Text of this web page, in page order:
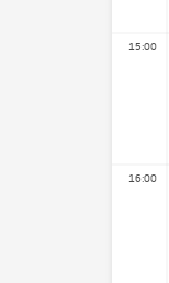
15:00
16:00